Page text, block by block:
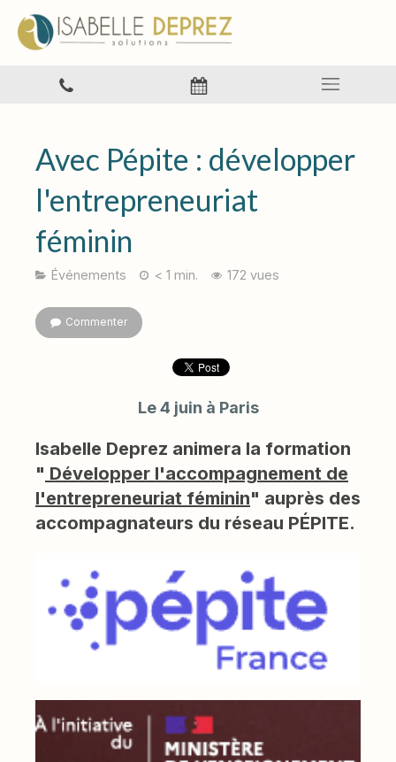
Avec Pépite : développer
l'entrepreneuriat
féminin
Événements < 1 min. 172 vues
Commenter
Le 4 juin à Paris
Isabelle Deprez animera la formation
" Développer l'accompagnement de
l'entrepreneuriat féminin" auprès des
accompagnateurs du réseau PÉPITE.